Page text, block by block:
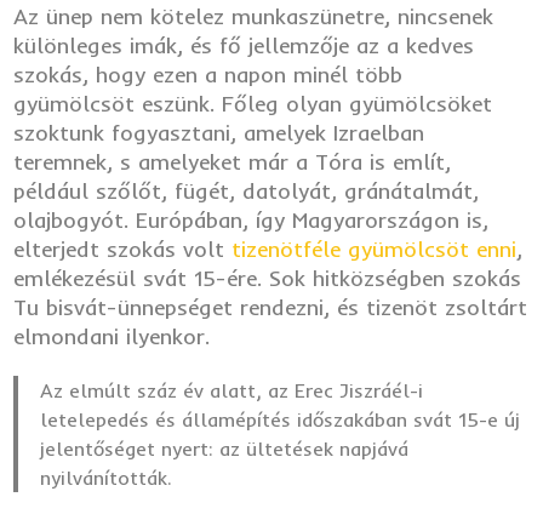
Az ünep nem kötelez munkaszünetre, nincsenek
különleges imák, és fő jellemzője az a kedves
szokás, hogy ezen a napon minél több
gyümölcsöt eszünk. Főleg olyan gyümölcsöket
szoktunk fogyasztani, amelyek Izraelban
teremnek, s amelyeket már a Tóra is említ,
például szőlőt, fügét, datolyát, gránátalmát,
olajbogyót. Európában, így Magyarországon is,
elterjedt szokás volt tizenötféle gyümölcsöt enni,
emlékezésül svát 15-ére. Sok hitközségben szokás
Tu bisvát-ünnepséget rendezni, és tizenöt zsoltárt
elmondani ilyenkor.
Az elmúlt száz év alatt, az Erec Jiszráél-i
letelepedés és államépítés időszakában svát 15-e új
jelentőséget nyert: az ültetések napjává
nyilvánították.